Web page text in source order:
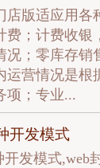
店版适应用各
费；计费收银
况；零库存销
运营情况是根
项；专业...
开发模式
开发模式,web